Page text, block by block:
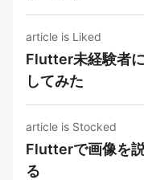
article is Liked
Flutter未経験者
してみた
article is Stocked
Flutterで画像を
る